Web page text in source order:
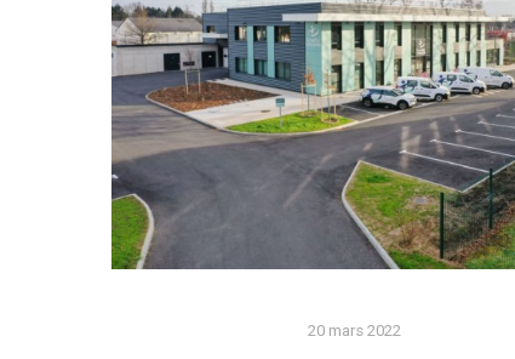
20 mars 2022